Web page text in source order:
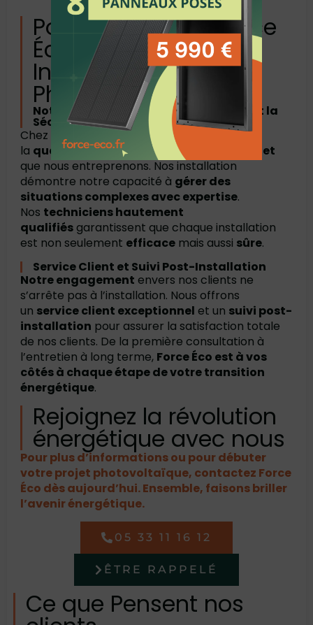
Pourquoi Choisir Force
Éco pour Votre
Installation
Photovoltaïque ?
Notre Engagement envers la Qualité et la
Sécurité
Chez
Force Éco , notre priorité
absolue est
la qualitéet lasécurité dans chaque projet
que nous entreprenons. Nos installation
démontre notre capacité à gérer des
situations complexes avec expertise.
Nos techniciens hautement
qualifiésgarantissent que chaque installation
est non seulement efficacemais aussi sûre.
Service Client et Suivi Post-Installation
Notre engagement envers nos clients ne
s’arrête pas à l’installation. Nous offrons
un service client exceptionnel et un suivi post-
installation pour assurer la satisfaction totale
de nos clients. De la première consultation à
l’entretien à long terme, Force Éco est à vos
côtés à chaque étape de votre transition
énergétique.
Rejoignez la révolution
énergétique avec nous
Pour plus d’informations ou pour débuter
votre projet photovoltaïque, contactez Force
Éco dès aujourd’hui. Ensemble, faisons briller
l’avenir énergétique.
05 33 11 16 12
ÊTRE RAPPELÉ
Ce que Pensent nos